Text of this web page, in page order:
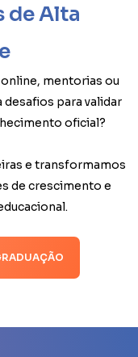
de Alta
mentorias ou
para validar
oficial?
e transformamos
de crescimento e